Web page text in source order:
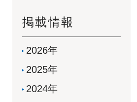
掲載情報
2026年
2025年
2024年